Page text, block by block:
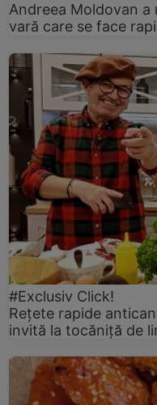
Andreea Moldovan
vară care se face
#Exclusiv Click!
Rețete rapide
invită la tocăniță de